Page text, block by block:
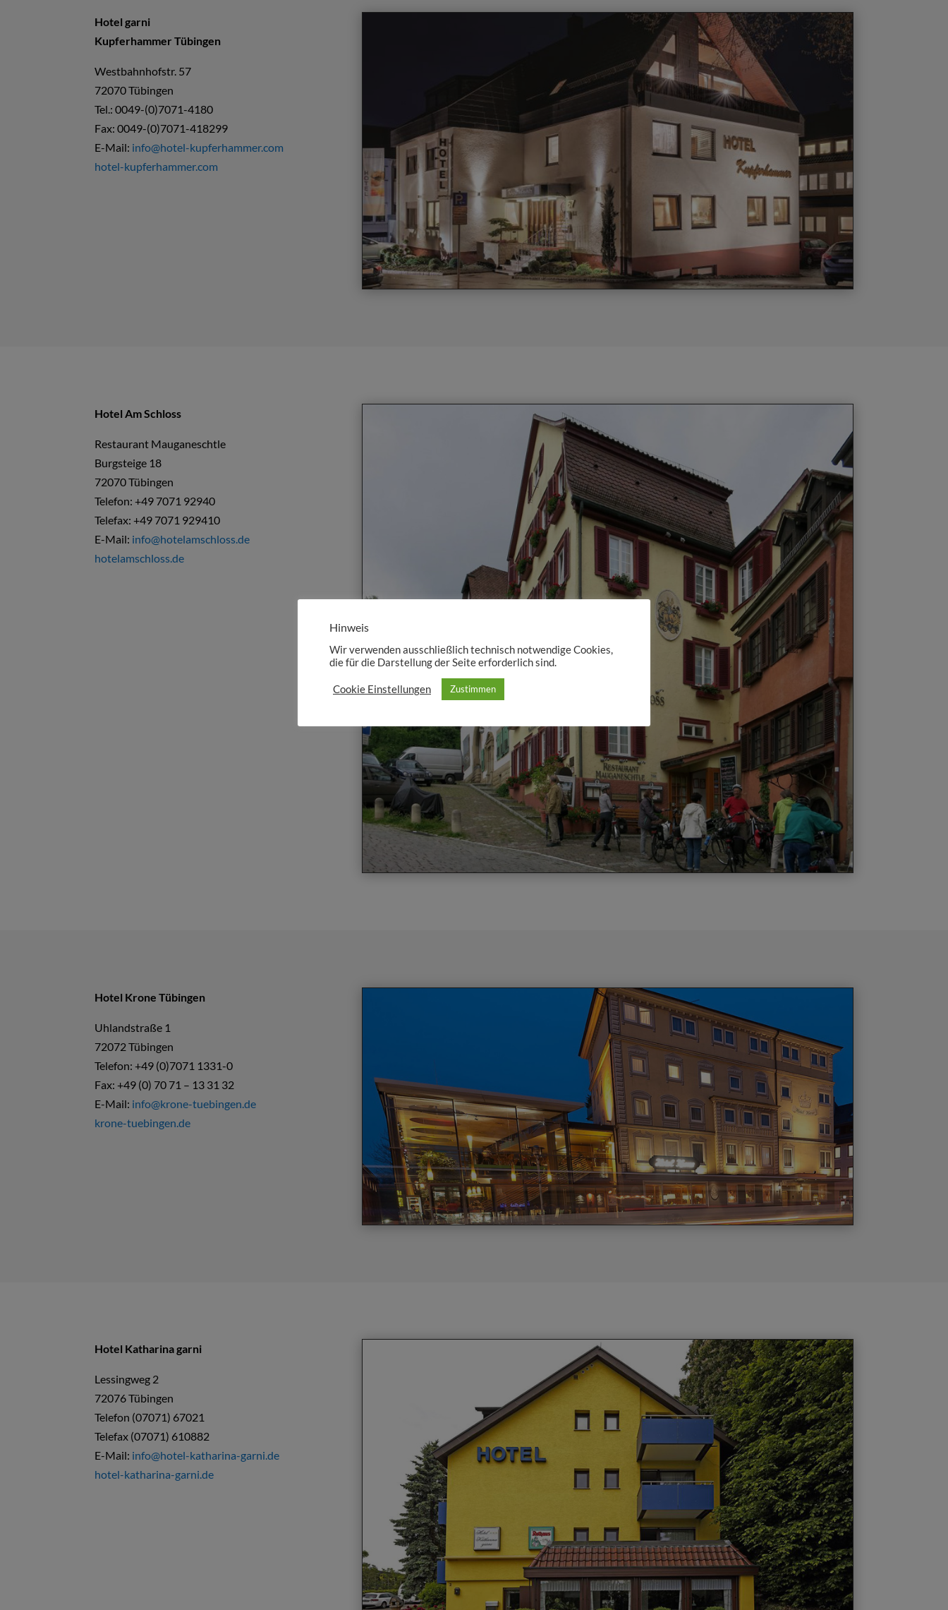
Hotel garni
Kupferhammer Tübingen
Westbahnhofstr. 57
72070 Tübingen
Tel.: 0049-(0)7071-4180
Fax: 0049-(0)7071-418299
E-Mail: info@hotel-kupferhammer.com
hotel-kupferhammer.com
Hotel Am Schloss
Restaurant Mauganeschtle
Burgsteige 18
72070 Tübingen
Telefon: +49 7071 92940
Telefax: +49 7071 929410
E-Mail: info@hotelamschloss.de
hotelamschloss.de
Hotel Krone Tübingen
Uhlandstraße 1
72072 Tübingen
Telefon: +49 (0)7071 1331-0
Fax: +49 (0) 70 71 – 13 31 32
E-Mail: info@krone-tuebingen.de
krone-tuebingen.de
Hotel Katharina garni
Lessingweg 2
72076 Tübingen
Telefon (07071) 67021
Telefax (07071) 610882
E-Mail: info@hotel-katharina-garni.de
hotel-katharina-garni.de
Hinweis
Wir verwenden ausschließlich technisch notwendige Cookies,
die für die Darstellung der Seite erforderlich sind.
Cookie Einstellungen Zustimmen